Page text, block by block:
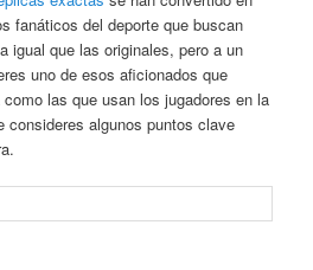
fanáticos del deporte que buscan
igual que las originales, pero a un
uno de esos aficionados que
las que usan los jugadores en la
consideres algunos puntos clave